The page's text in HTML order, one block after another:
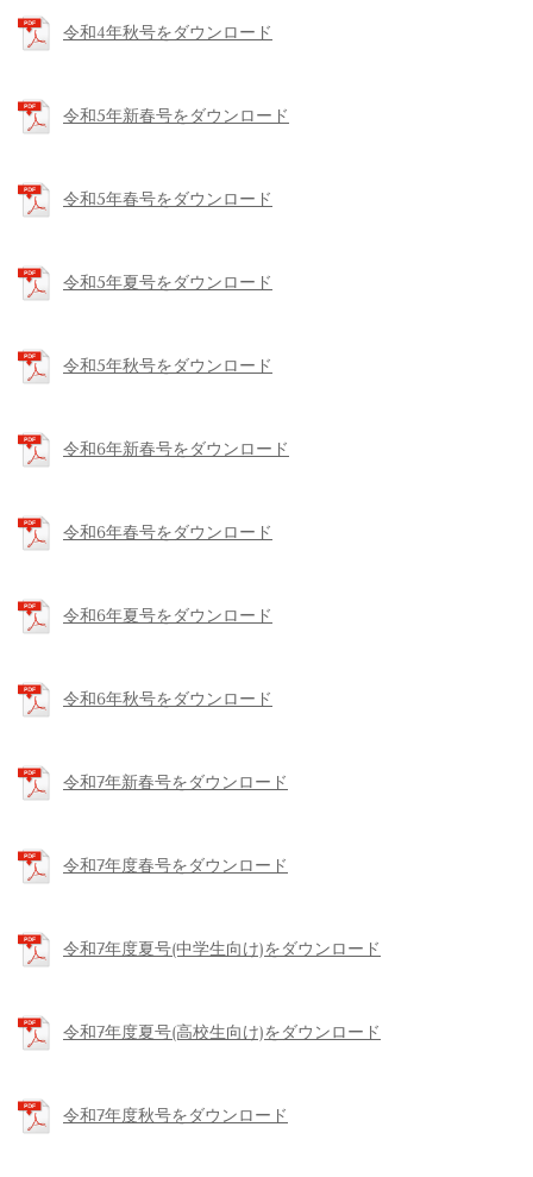
令和4年秋号をダウンロード
令和5年新春号をダウンロード
令和5年春号をダウンロード
令和5年夏号をダウンロード
令和5年秋号をダウンロード
令和6年新春号をダウンロード
令和6年春号をダウンロード
令和6年夏号をダウンロード
令和6年秋号をダウンロード
令和7年新春号をダウンロード
令和7年度春号をダウンロード
令和7年度夏号(中学生向け)をダウンロード
令和7年度夏号(高校生向け)をダウンロード
令和7年度秋号をダウンロード